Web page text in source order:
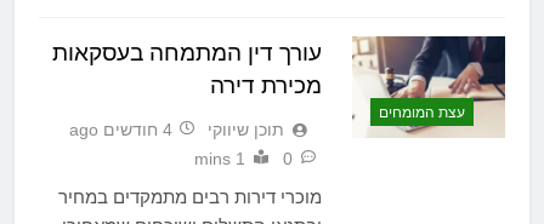
עצת המומחים
עורך דין המתמחה בעסקאות
מכירת דירה
תוכן שיווקי
4 חודשים ago
0
1 mins
מוכרי דירות רבים מתמקדים במחיר